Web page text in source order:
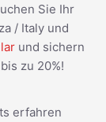
Sie Ihr
/ Italy und
und sichern
zu 20%!
erfahren